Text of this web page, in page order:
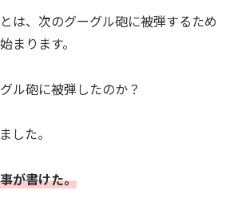
は、次のグーグル砲に被弾するため
まります。
ル砲に被弾したのか？
した。
が書けた。